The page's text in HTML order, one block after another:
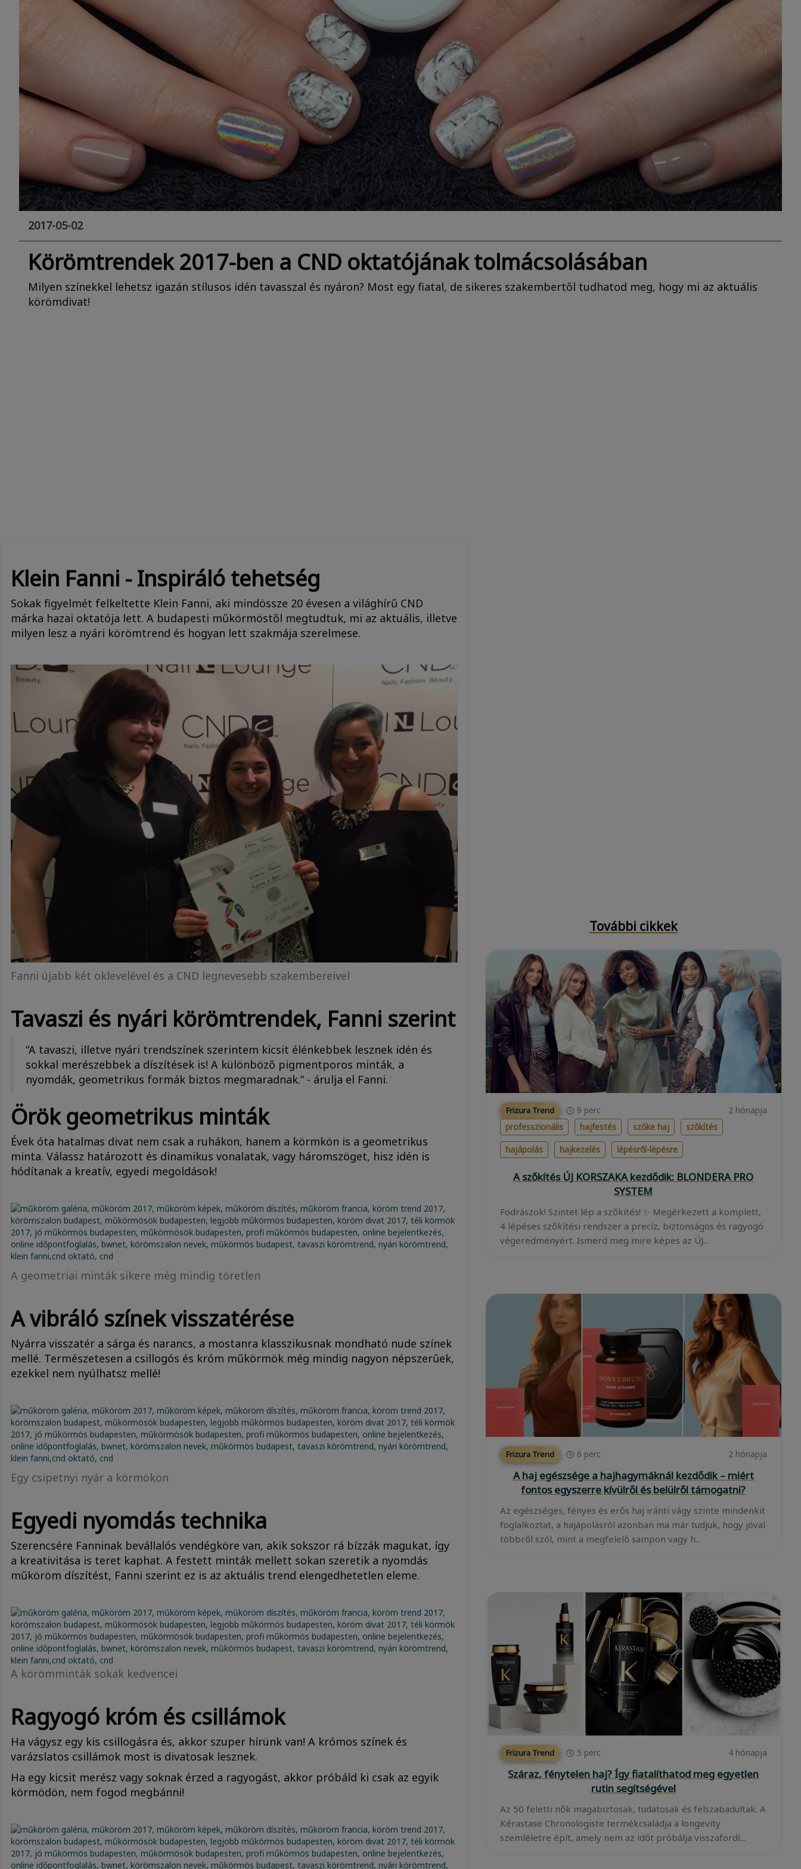
2017-05-02
Körömtrendek 2017-ben a CND oktatójának tolmácsolásában
Milyen színekkel lehetsz igazán stílusos idén tavasszal és nyáron? Most egy fiatal, de sikeres szakembertől tudhatod meg, hogy mi az aktuális
körömdivat!
Klein Fanni - Inspiráló tehetség
Sokak figyelmét felkeltette Klein Fanni, aki mindössze 20 évesen a világhírű CND
márka hazai oktatója lett. A budapesti műkörmöstől megtudtuk, mi az aktuális, illetve
milyen lesz a nyári körömtrend és hogyan lett szakmája szerelmese.
Fanni újabb két oklevelével és a CND legnevesebb szakembereivel
Tavaszi és nyári körömtrendek, Fanni szerint
“A tavaszi, illetve nyári trendszínek szerintem kicsit élénkebbek lesznek idén és
sokkal merészebbek a díszítések is! A különböző pigmentporos minták, a
nyomdák, geometrikus formák biztos megmaradnak.“ - árulja el Fanni.
Örök geometrikus minták
Évek óta hatalmas divat nem csak a ruhákon, hanem a körmkön is a geometrikus
minta. Válassz határozott és dinamikus vonalatak, vagy háromszöget, hisz idén is
hódítanak a kreatív, egyedi megoldások!
A geometriai minták sikere még mindig töretlen
A vibráló színek visszatérése
Nyárra visszatér a sárga és narancs, a mostanra klasszikusnak mondható nude színek
mellé. Természetesen a csillogós és króm műkörmök még mindig nagyon népszerűek,
ezekkel nem nyúlhatsz mellé!
Egy csipetnyi nyár a körmökön
Egyedi nyomdás technika
Szerencsére Fanninak bevállalós vendégköre van, akik sokszor rá bízzák magukat, így
a kreativitása is teret kaphat. A festett minták mellett sokan szeretik a nyomdás
műköröm díszítést, Fanni szerint ez is az aktuális trend elengedhetetlen eleme.
A körömminták sokak kedvencei
Ragyogó króm és csillámok
Ha vágysz egy kis csillogásra és, akkor szuper hírünk van! A krómos színek és
varázslatos csillámok most is divatosak lesznek.
Ha egy kicsit merész vagy soknak érzed a ragyogást, akkor próbáld ki csak az egyik
körmödön, nem fogod megbánni!
További cikkek
Frizura Trend 9 perc
2 hónapja
professzionális
hajfestés szőke haj
szőkítés
hajápolás
hajkezelés lépésről-lépésre
A szőkítés ÚJ KORSZAKA kezdődik: BLONDERA PRO
SYSTEM
Fodrászok! Szintet lép a szőkítés! ✨ Megérkezett a komplett,
4 lépéses szőkítési rendszer a precíz, biztonságos és ragyogó
végeredményért. Ismerd meg mire képes az ÚJ...
Frizura Trend 6 perc 2 hónapja
A haj egészsége a hajhagymáknál kezdődik – miért
fontos egyszerre kívülről és belülről támogatni?
Az egészséges, fényes és erős haj iránti vágy szinte mindenkit
foglalkoztat, a hajápolásról azonban ma már tudjuk, hogy jóval
többről szól, mint a megfelelő sampon vagy h...
Frizura Trend 5 perc 4 hónapja
Száraz, fénytelen haj? Így fiatalíthatod meg egyetlen
rutin segítségével
Az 50 feletti nők magabiztosak, tudatosak és felszabadultak. A
Kérastase Chronologiste termékcsaládja a longevity
szemléletre épít, amely nem az időt próbálja visszafordí...